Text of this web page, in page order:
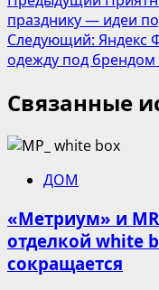
записи
празднику — идеи
Следующий: Яндекс
одежду под брендом
Связанные
ДОМ
«Метриум» и
отделкой white
сокращается